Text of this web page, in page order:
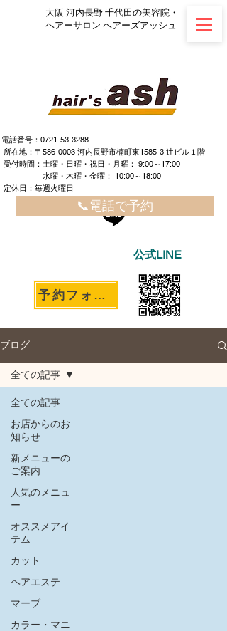
大阪 河内長野 千代田の美容院・
ヘアーサロン ヘアーズアッシュ
電話番号：0721-53-3288
所在地：〒586-0003 河内長野市楠町東1585-3 辻ビル１階
​ ​受付時間：土曜・日曜・祝日・月曜： 9:00～17:00
水曜・木曜・金曜： 10:00～18:00
定休日：毎週火曜日
📞電話で予約
公式LINE
予約フォームへ
ブログ
全ての記事
お店からのお
知らせ
新メニューの
ご案内
人気のメニュ
ー
オススメアイ
テム
カット
ヘアエステ
マーブ
カラー・マニ
全ての記事